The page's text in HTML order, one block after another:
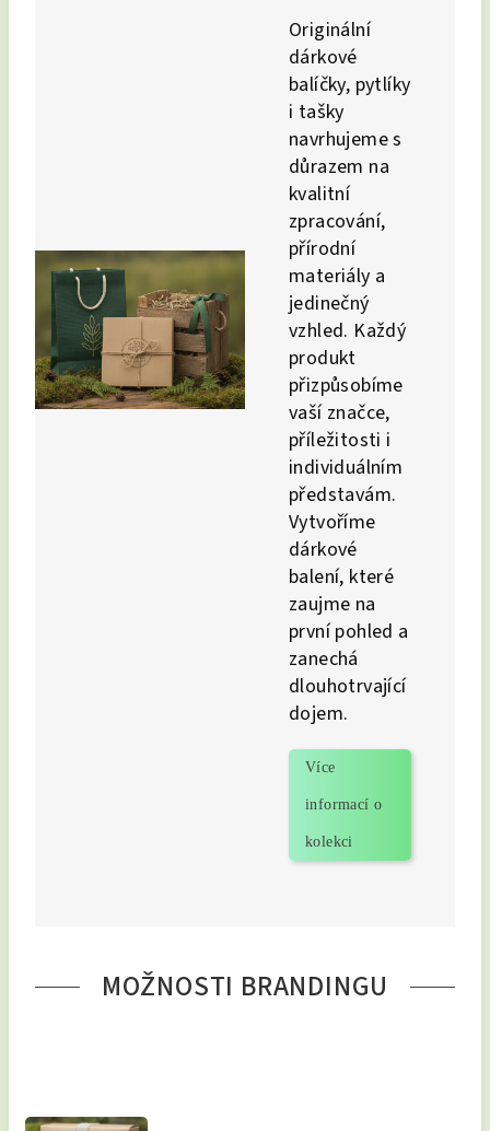
Originální
dárkové
balíčky, pytlíky
i tašky
navrhujeme s
důrazem na
kvalitní
zpracování,
přírodní
materiály a
jedinečný
vzhled. Každý
produkt
přizpůsobíme
vaší značce,
příležitosti i
individuálním
představám.
Vytvoříme
dárkové
balení, které
zaujme na
první pohled a
zanechá
dlouhotrvající
dojem.
Více
informací o
kolekci
MOŽNOSTI BRANDINGU